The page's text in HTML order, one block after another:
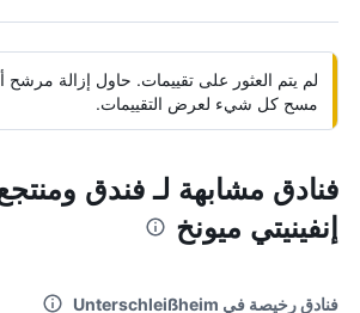
لم يتم العثور على تقييمات. حاول إزالة مرشح
مسح كل شيء لعرض التقييمات.
فنادق مشابهة لـ فندق
إنفينيتي ميونخ
فنادق رخيصة في Unterschleißheim